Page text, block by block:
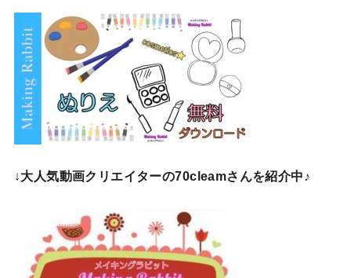
↓大人気動画クリエイターの70cleamさんを紹介中♪